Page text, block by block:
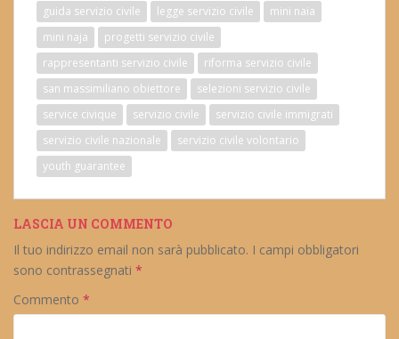
guida servizio civile
legge servizio civile
mini naia
mini naja
progetti servizio civile
rappresentanti servizio civile
riforma servizio civile
san massimiliano obiettore
selezioni servizio civile
service civique
servizio civile
servizio civile immigrati
servizio civile nazionale
servizio civile volontario
youth guarantee
LASCIA UN COMMENTO
Il tuo indirizzo email non sarà pubblicato. I campi obbligatori
sono contrassegnati *
Commento *